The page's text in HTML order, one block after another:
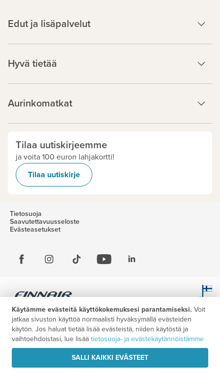
Edut ja lisäpalvelut
Hyvä tietää
Aurinkomatkat
Tilaa uutiskirjeemme
ja voita 100 euron lahjakortti!
Tilaa uutiskirje
Tietosuoja
Saavutettavuusseloste
Evästeasetukset
Käytämme evästeitä käyttökokemuksesi parantamiseksi. Voit
jatkaa sivuston käyttöä normaalisti hyväksymällä evästeiden
käytön. Jos haluat tietää lisää evästeistä, niiden käytöstä ja
vaihtoehdoistasi, lue lisää tietosuoja- ja evästekäytännöistämme
SALLI KAIKKI EVÄSTEET